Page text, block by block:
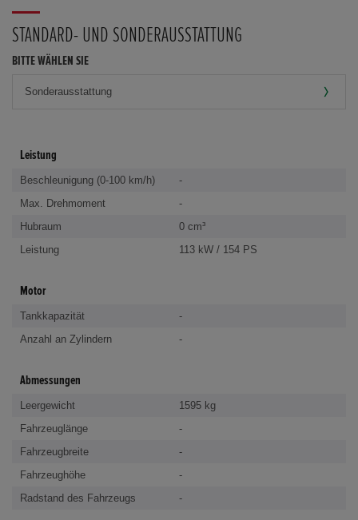
STANDARD- UND SONDERAUSSTATTUNG
BITTE WÄHLEN SIE
Leistung
Beschleunigung (0-100 km/h)
-
Max. Drehmoment
-
Hubraum
0 cm³
Leistung
113 kW / 154 PS
Motor
Tankkapazität
-
Anzahl an Zylindern
-
Abmessungen
Leergewicht
1595 kg
Fahrzeuglänge
-
Fahrzeugbreite
-
Fahrzeughöhe
-
Radstand des Fahrzeugs
-